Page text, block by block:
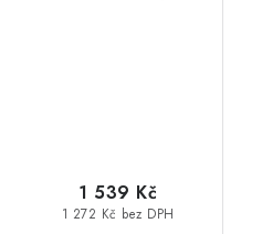
1 272 Kč bez DPH
1 539 Kč